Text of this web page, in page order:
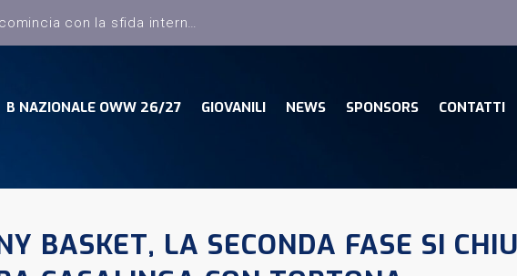
B NAZIONALE OWW 26/27 GIOVANILI NEWS SPONSORS CONTATTI
BASKET, LA SECONDA FASE SI